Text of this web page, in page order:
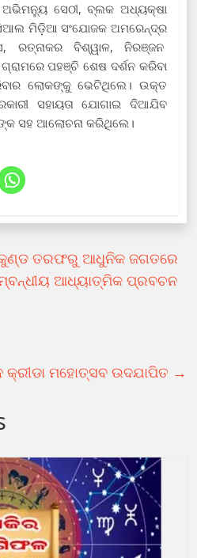
ସେଠୀ, ବ୍ଲକ ଅଧ୍ୟକ୍ଷା
ମିଡ଼ିଆ ସଂଯୋଜକ ଅମରେନ୍ଦ୍ର
ରତ୍ନାକର ବିଶ୍ୱାଳ, ନିରଞ୍ଜନ
ପହଞ୍ଚି ଶେଷ ଦର୍ଶନ କରିବା
ଲୋକଙ୍କୁ ଭେଟିଥିଲେ। ଉକ୍ତ
ସହାୟତା ଯୋଗାଇ ଦିଆଯିବ
ସହ ଆଲୋଚନା କରିଥିଲେ।
ତରଫରୁ ଆଧୁନିକ ଜଗତରେ
ଆଧ୍ୟାତ୍ମିକ ପ୍ରବଚନ
କ୍ରୀଡା ମହୋତ୍ସବ ଉଦଯାପିତ →